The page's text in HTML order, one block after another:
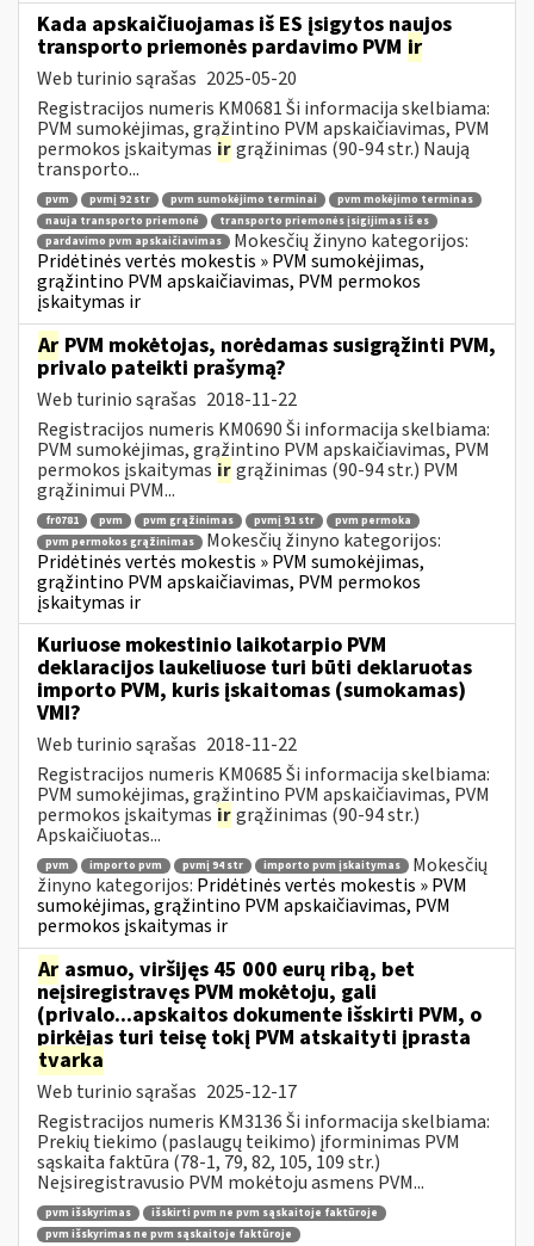
Kada apskaičiuojamas iš ES įsigytos naujos
transporto priemonės pardavimo PVM ir
Web turinio sąrašas 2025-05-20
Registracijos numeris KM0681 Ši informacija skelbiama:
PVM sumokėjimas, grąžintino PVM apskaičiavimas, PVM
permokos įskaitymas irgrąžinimas (90-94 str.) Naują
transporto...
pvm pvmį 92 str pvm sumokėjimo terminai
pvm mokėjimo terminas
nauja transporto priemonė
transporto priemonės įsigijimas iš es
pardavimo pvm apskaičiavimas
Mokesčių žinyno kategorijos:
Pridėtinės vertės mokestis » PVM sumokėjimas,
grąžintino PVM apskaičiavimas, PVM permokos
įskaitymas ir
Ar PVM mokėtojas, norėdamas susigrąžinti PVM,
privalo pateikti prašymą?
Web turinio sąrašas 2018-11-22
Registracijos numeris KM0690 Ši informacija skelbiama:
PVM sumokėjimas, grąžintino PVM apskaičiavimas, PVM
permokos įskaitymas irgrąžinimas (90-94 str.) PVM
grąžinimui PVM...
fr0781 pvm pvm grąžinimas pvmį 91 str
pvm permoka
pvm permokos grąžinimas
Mokesčių žinyno kategorijos:
Pridėtinės vertės mokestis » PVM sumokėjimas,
grąžintino PVM apskaičiavimas, PVM permokos
įskaitymas ir
Kuriuose mokestinio laikotarpio PVM
deklaracijos laukeliuose turi būti deklaruotas
importo PVM, kuris įskaitomas (sumokamas)
VMI?
Web turinio sąrašas 2018-11-22
Registracijos numeris KM0685 Ši informacija skelbiama:
PVM sumokėjimas, grąžintino PVM apskaičiavimas, PVM
permokos įskaitymas irgrąžinimas (90-94 str.)
Apskaičiuotas...
pvm importo pvm pvmį 94 str importo pvm įskaitymas
Mokesčių
žinyno kategorijos: Pridėtinės vertės mokestis » PVM
sumokėjimas, grąžintino PVM apskaičiavimas, PVM
permokos įskaitymas ir
Ar asmuo, viršijęs 45 000 eurų ribą, bet
neįsiregistravęs PVM mokėtoju, gali
(privalo...apskaitos dokumente išskirti PVM, o
pirkėjas turi teisę tokį PVM atskaityti įprasta
tvarka
Web turinio sąrašas 2025-12-17
Registracijos numeris KM3136 Ši informacija skelbiama:
Prekių tiekimo (paslaugų teikimo) įforminimas PVM
sąskaita faktūra (78-1, 79, 82, 105, 109 str.)
Neįsiregistravusio PVM mokėtoju asmens PVM...
pvm išskyrimas
išskirti pvm ne pvm sąskaitoje faktūroje
pvm išskyrimas ne pvm sąskaitoje faktūroje